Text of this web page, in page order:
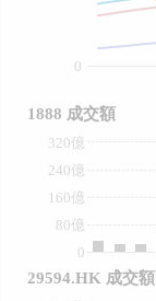
0
0
80億
160億
240億
320億
1888 成交額
29594.HK 成交額